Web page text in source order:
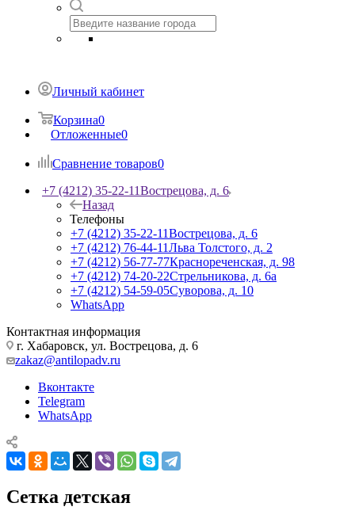
Личный кабинет
Корзина0
Отложенные0
Сравнение товаров0
+7 (4212) 35-22-11Вострецова, д. 6
Назад
Телефоны
+7 (4212) 35-22-11Вострецова, д. 6
+7 (4212) 76-44-11Льва Толстого, д. 2
+7 (4212) 56-77-77Краснореченская, д. 98
+7 (4212) 74-20-22Стрельникова, д. 6а
+7 (4212) 54-59-05Суворова, д. 10
WhatsApp
Контактная информация
г. Хабаровск, ул. Вострецова, д. 6
zakaz@antilopadv.ru
Вконтакте
Telegram
WhatsApp
Сетка детская